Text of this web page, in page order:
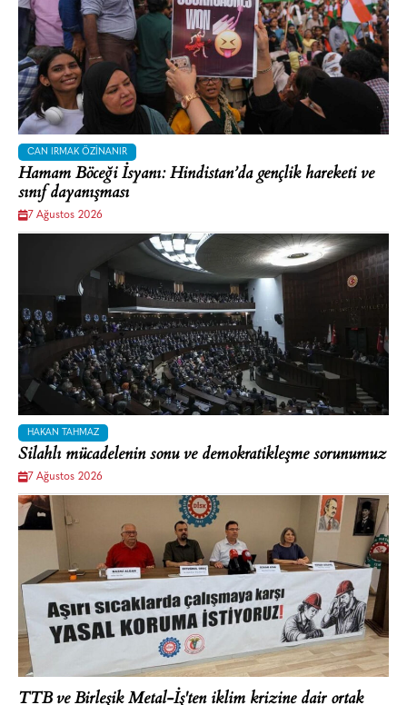
CAN IRMAK ÖZINANIR
Hamam Böceği İsyanı: Hindistan’da gençlik hareketi ve
sınıf dayanışması
7 Ağustos 2026
HAKAN TAHMAZ
Silahlı mücadelenin sonu ve demokratikleşme sorunumuz
7 Ağustos 2026